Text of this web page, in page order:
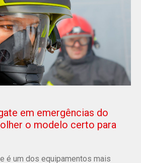
em emergências do
o modelo certo para
é um dos equipamentos mais